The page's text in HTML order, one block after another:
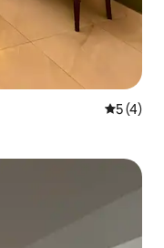
औसत रेटिंग
5 (4)